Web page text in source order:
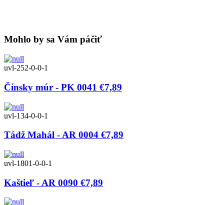
Mohlo by sa Vám páčiť
uvl-252-0-0-1
Čínsky múr - PK 0041 €7,89
uvl-134-0-0-1
Tádž Mahál - AR 0004 €7,89
uvl-1801-0-0-1
Kaštieľ - AR 0090 €7,89